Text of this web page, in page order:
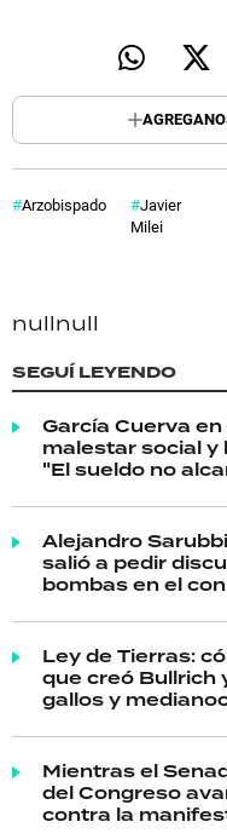
Arzobispado
Javier
Milei
nullnull
SEGUÍ LEYENDO
García Cuerva
malestar social y
"El sueldo no
Alejandro
salió a pedir
bombas en el
Ley de Tierras:
que creó Bullrich
gallos y
Mientras el
del Congreso
contra la